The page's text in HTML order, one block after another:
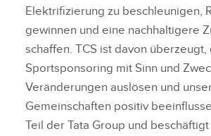
Elektrifizierung zu beschleunigen,
gewinnen und eine nachhaltigere
schaffen. TCS ist davon
Sportsponsoring mit Sinn und
Veränderungen auslösen und
Gemeinschaften positiv
Teil der Tata Group und